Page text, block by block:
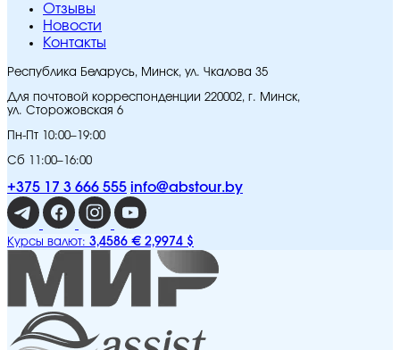
Отзывы
Новости
Контакты
Республика Беларусь, Минск, ул. Чкалова 35
Для почтовой корреспонденции 220002, г. Минск,
ул. Сторожовская 6
Пн-Пт 10:00–19:00
Сб 11:00–16:00
+375 17 3 666 555 info@abstour.by
Курсы валют: 3,4586 € 2,9974 $